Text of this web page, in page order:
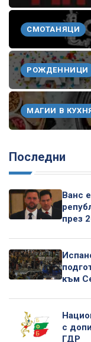
СМОТАНЯЦИ
РОЖДЕННИЦИ
МАГИИ В
Последни
Ванс
през
към
с
ГДР